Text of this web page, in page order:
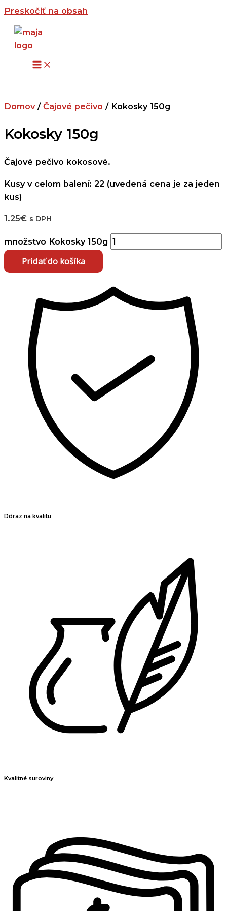
Preskočiť na obsah
Domov/ Čajové pečivo / Kokosky 150g
Kokosky 150g
Čajové pečivo kokosové.
Kusy v celom balení: 22 (uvedená cena je za jeden
kus)
1.25€ s DPH
množstvo Kokosky 150g
Pridať do košíka
Dôraz na kvalitu
Kvalitné suroviny